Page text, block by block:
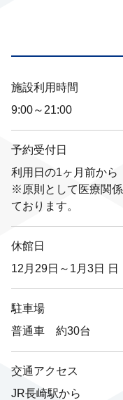
施設利用時間
9:00～21:00
予約受付日
利用日の1ヶ月前から
※原則として医療関
ております。
休館日
12月29日～1月3日 日
駐車場
普通車 約30台
交通アクセス
JR長崎駅から